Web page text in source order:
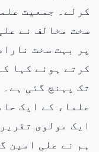
کرلے۔ جمعیت
سخت مخالف نے
پر بہت سخت
کرتے ہوئے کہا
تک پہنچ گئی
علماء کے ایک
ایک مولوی
ہم نے علی امین